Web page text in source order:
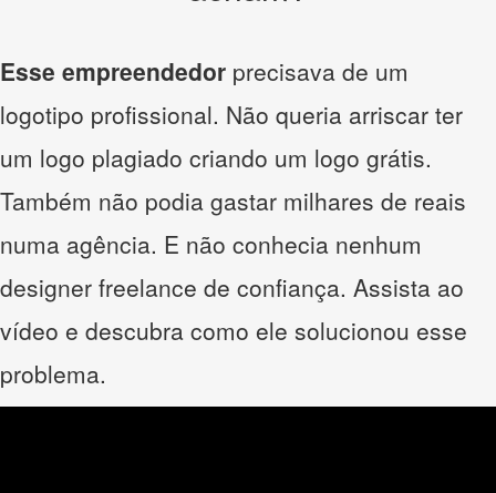
Esse empreendedor precisava de um
logotipo profissional. Não queria arriscar ter
um logo plagiado criando um logo grátis.
Também não podia gastar milhares de reais
numa agência. E não conhecia nenhum
designer freelance de confiança. Assista ao
vídeo e descubra como ele solucionou esse
problema.